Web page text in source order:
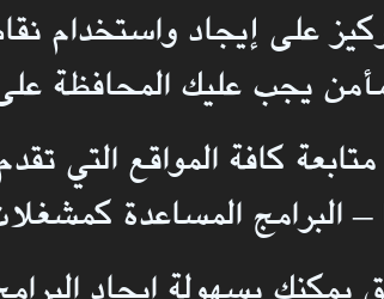
على إيجاد واستخدام
يجب عليك المحافظة
كافة المواقع التي
البرامج المساعدة
يمكنك بسهولة ايجاد